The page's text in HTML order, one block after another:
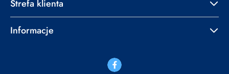
Strefa klienta
Informacje